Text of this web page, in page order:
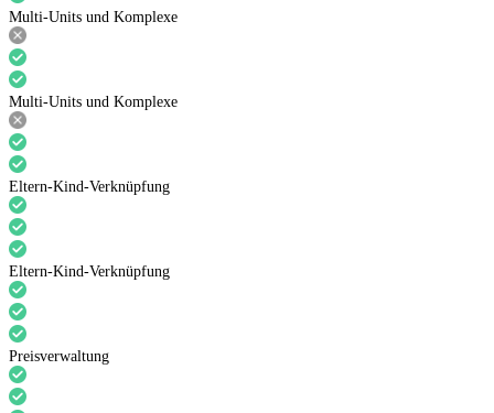
Multi-Units und Komplexe
Multi-Units und Komplexe
Eltern-Kind-Verknüpfung
Eltern-Kind-Verknüpfung
Preisverwaltung